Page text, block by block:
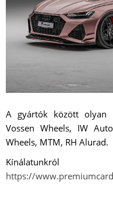
A gyártók között olyan
Vossen Wheels, IW
Wheels, MTM, RH Alurad.
https://